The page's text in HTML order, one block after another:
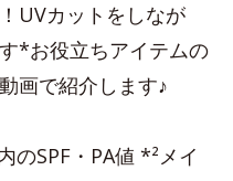
UVカットをしなが
*お役立ちアイテムの
画で紹介します♪
のSPF・PA値 *²メイ